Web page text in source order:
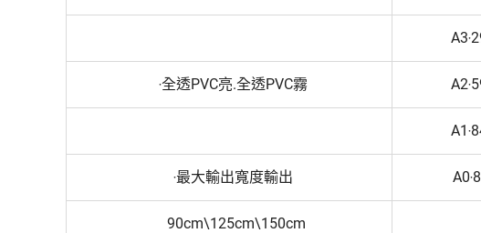
‧全透PVC亮.全透PVC霧
‧最大輸出寬度輸出
90cm\125cm\150cm